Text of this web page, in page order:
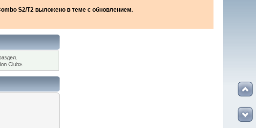
S2/T2 выложено в теме с обновлением.
Club».